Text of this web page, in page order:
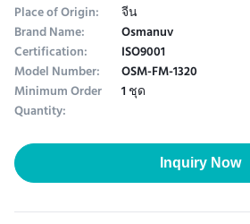
Place of Origin:
จีน
Brand Name: Osmanuv
Certification: ISO9001
Model Number: OSM-FM-1320
Minimum Order
Quantity:
1 ชุด
Inquiry Now